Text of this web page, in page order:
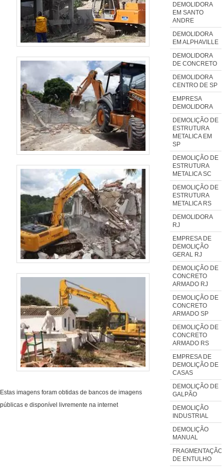
Estas imagens foram obtidas de bancos de imagens
públicas e disponível livremente na internet
DEMOLIDORA
EM SANTO
ANDRE
DEMOLIDORA
EM ALPHAVILLE
DEMOLIDORA
DE CONCRETO
DEMOLIDORA
CENTRO DE SP
EMPRESA
DEMOLIDORA
DEMOLIÇÃO DE
ESTRUTURA
METALICA EM
SP
DEMOLIÇÃO DE
ESTRUTURA
METALICA SC
DEMOLIÇÃO DE
ESTRUTURA
METALICA RS
DEMOLIDORA
RJ
EMPRESA DE
DEMOLIÇÃO
GERAL RJ
DEMOLIÇÃO DE
CONCRETO
ARMADO RJ
DEMOLIÇÃO DE
CONCRETO
ARMADO SP
DEMOLIÇÃO DE
CONCRETO
ARMADO RS
EMPRESA DE
DEMOLIÇÃO DE
CASAS
DEMOLIÇÃO DE
GALPÃO
DEMOLIÇÃO
INDUSTRIAL
DEMOLIÇÃO
MANUAL
FRAGMENTAÇÃO
DE ENTULHO